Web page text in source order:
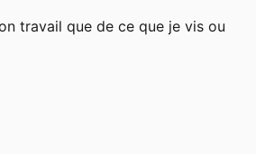
travail que de ce que je vis ou